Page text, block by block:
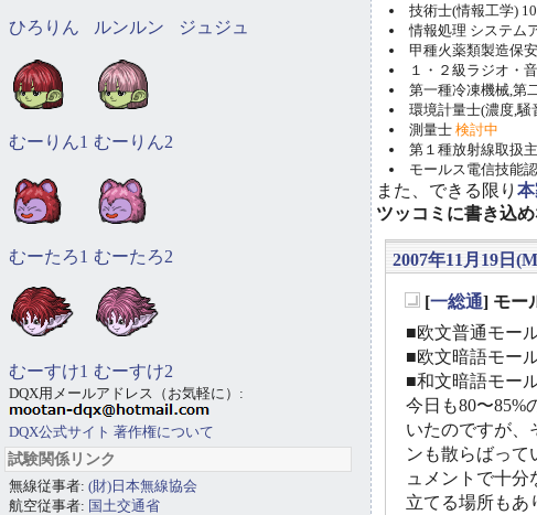
技術士(情報工学)
情報処理 システム
甲種火薬類製造保
１・２級ラジオ・
第一種冷凍機械,第
環境計量士(濃度,騒
測量士 検討中
第１種放射線取扱
モールス電信技能
また、できる限り
ツッコミに書き込
2007年11月19日
[一総通] モー
■欧文普通モー
■欧文暗語モー
■和文暗語モー
今日も80〜85%
いたのですが、
ンも散らばって
ュメントで十
立てる場所もあ
ひろりん ルンルン ジュジュ
むーりん1 むーりん2
むーたろ1 むーたろ2
むーすけ1 むーすけ2
DQX用メールアドレス（お気軽に）:
DQX公式サイト 著作権について
試験関係リンク
無線従事者: (財)日本無線協会
航空従事者: 国土交通省